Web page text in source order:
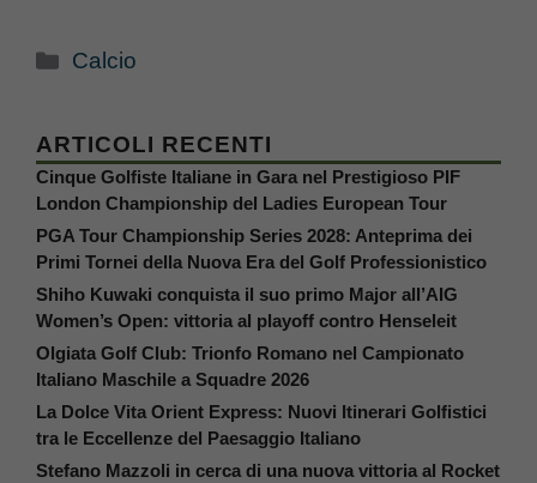
Categorie
Calcio
ARTICOLI RECENTI
Cinque Golfiste Italiane in Gara nel Prestigioso PIF
London Championship del Ladies European Tour
PGA Tour Championship Series 2028: Anteprima dei
Primi Tornei della Nuova Era del Golf Professionistico
Shiho Kuwaki conquista il suo primo Major all’AIG
Women’s Open: vittoria al playoff contro Henseleit
Olgiata Golf Club: Trionfo Romano nel Campionato
Italiano Maschile a Squadre 2026
La Dolce Vita Orient Express: Nuovi Itinerari Golfistici
tra le Eccellenze del Paesaggio Italiano
Stefano Mazzoli in cerca di una nuova vittoria al Rocket